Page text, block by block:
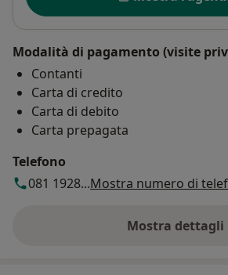
Modalità di pagamento (visite
Contanti
Carta di credito
Carta di debito
Carta prepagata
Telefono
081 1928...Mostra numero di
Mostra dettagli